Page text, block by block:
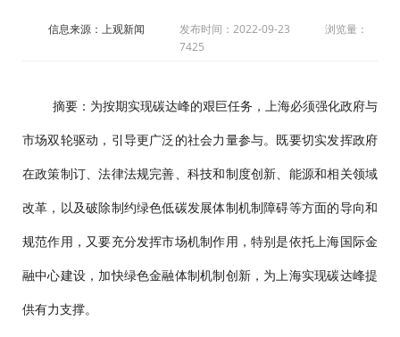
信息来源：上观新闻 发布时间：2022-09-23
浏览量：
7425
摘要：为按期实现碳达峰的艰巨任务，上海必须强化政府与
市场双轮驱动，引导更广泛的社会力量参与。既要切实发挥政府
在政策制订、法律法规完善、科技和制度创新、能源和相关领域
改革，以及破除制约绿色低碳发展体制机制障碍等方面的导向和
规范作用，又要充分发挥市场机制作用，特别是依托上海国际金
融中心建设，加快绿色金融体制机制创新，为上海实现碳达峰提
供有力支撑。